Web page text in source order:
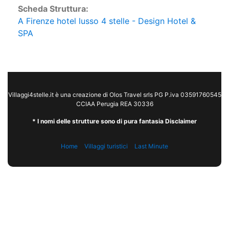
Scheda Struttura:
A Firenze hotel lusso 4 stelle - Design Hotel &
SPA
Villaggi4stelle.it è una creazione di Olos Travel srls PG P.iva 03591760545
CCIAA Perugia REA 30336
* I nomi delle strutture sono di pura fantasia Disclaimer
Home Villaggi turistici Last Minute